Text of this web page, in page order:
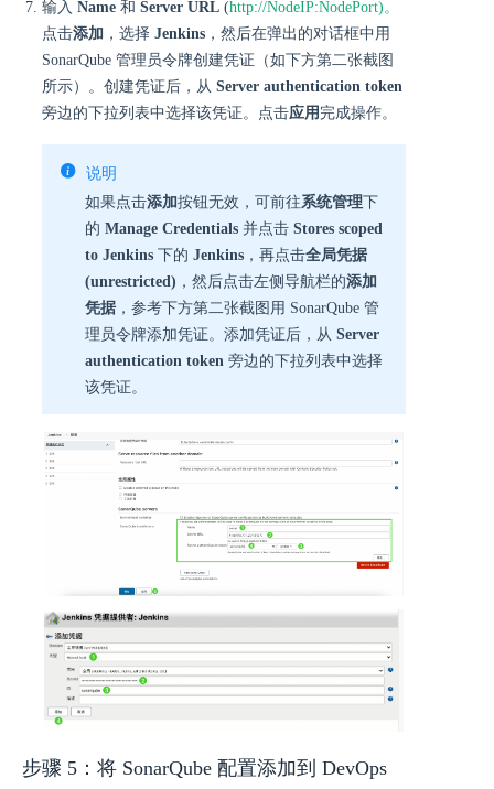
输入 Name 和 Server URL (http://NodeIP:NodePort)。
点击添加 ，选择 Jenkins ，然后在弹出的对话框中用
SonarQube 管理员令牌创建凭证（如下方第二张截图
所示）。创建凭证后，从 Server authentication token
旁边的下拉列表中选择该凭证。点击应用 完成操作。
说明
如果点击添加按钮无效，可前往 系统管理下
的 Manage Credentials 并点击 Stores scoped
to Jenkins 下的 Jenkins ，再点击全局凭据
(unrestricted) ，然后点击左侧导航栏的添加
凭据 ，参考下方第二张截图用 SonarQube 管
理员令牌添加凭证。添加凭证后，从 Server
authentication token 旁边的下拉列表中选择
该凭证。
步骤 5：将 SonarQube 配置添加到 DevOps